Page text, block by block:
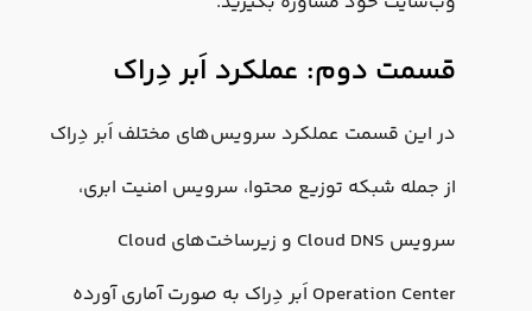
قسمت دوم: عملکرد اَبر دِراک
در این قسمت عملکرد سرویس‌های مختلف اَبر دِراک
از جمله شبکه توزیع محتوا، سرویس امنیت ابری،
سرویس Cloud DNS و زیرساخت‌های Cloud
Operation Center اَبر دِراک به صورت آماری آورده